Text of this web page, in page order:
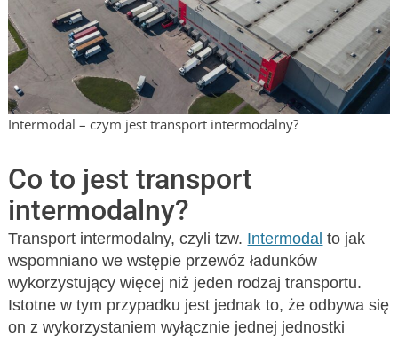
Intermodal – czym jest transport intermodalny?
Co to jest transport
intermodalny?
Transport intermodalny, czyli tzw. Intermodal to jak
wspomniano we wstępie przewóz ładunków
wykorzystujący więcej niż jeden rodzaj transportu.
Istotne w tym przypadku jest jednak to, że odbywa się
on z wykorzystaniem wyłącznie jednej jednostki